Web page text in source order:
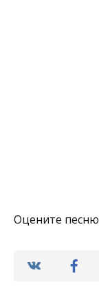
Оцените песню